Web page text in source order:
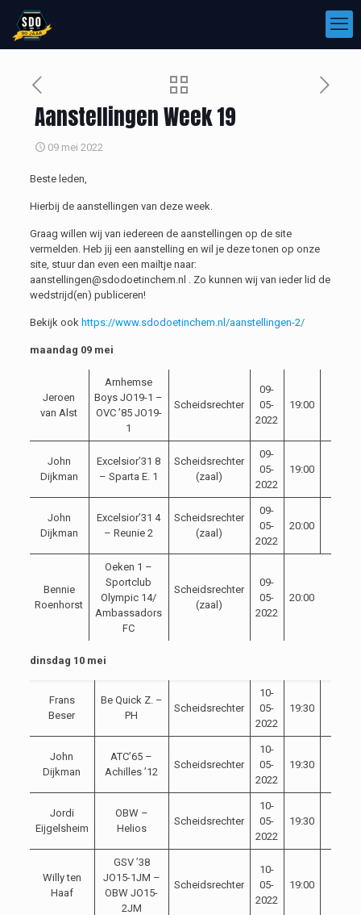
Aanstellingen Week 19
09 mei 2022
Beste leden,
Hierbij de aanstellingen van deze week.
Graag willen wij van iedereen de aanstellingen op de site
vermelden. Heb jij een aanstelling en wil je deze tonen op onze
site, stuur dan even een mailtje naar:
aanstellingen@sdodoetinchem.nl . Zo kunnen wij van ieder lid de
wedstrijd(en) publiceren!
Bekijk ook https://www.sdodoetinchem.nl/aanstellingen-2/
maandag 09 mei
Jeroen
van Alst
Arnhemse
Boys JO19-1 –
OVC ’85 JO19-
1
Scheidsrechter
09-
05-
2022
19:00
John
Dijkman
Excelsior’31 8
– Sparta E. 1
Scheidsrechter
(zaal)
09-
05-
2022
19:00
John
Dijkman
Excelsior’31 4
– Reunie 2
Scheidsrechter
(zaal)
09-
05-
2022
20:00
Bennie
Roenhorst
Oeken 1 –
Sportclub
Olympic 14/
Ambassadors
FC
Scheidsrechter
(zaal)
09-
05-
2022
20:00
dinsdag 10 mei
Frans
Beser
Be Quick Z. –
PH
Scheidsrechter
10-
05-
2022
19:30
John
Dijkman
ATC’65 –
Achilles ’12
Scheidsrechter
10-
05-
2022
19:30
Jordi
Eijgelsheim
OBW –
Helios
Scheidsrechter
10-
05-
2022
19:30
Willy ten
Haaf
GSV ’38
JO15-1JM –
OBW JO15-
2JM
Scheidsrechter
10-
05-
2022
19:00